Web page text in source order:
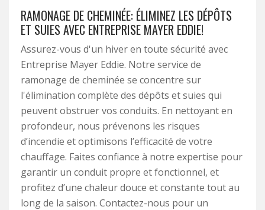
RAMONAGE DE CHEMINÉE: ÉLIMINEZ LES DÉPÔTS
ET SUIES AVEC ENTREPRISE MAYER EDDIE!
Assurez-vous d'un hiver en toute sécurité avec
Entreprise Mayer Eddie. Notre service de
ramonage de cheminée se concentre sur
l'élimination complète des dépôts et suies qui
peuvent obstruer vos conduits. En nettoyant en
profondeur, nous prévenons les risques
d’incendie et optimisons l’efficacité de votre
chauffage. Faites confiance à notre expertise pour
garantir un conduit propre et fonctionnel, et
profitez d’une chaleur douce et constante tout au
long de la saison. Contactez-nous pour un